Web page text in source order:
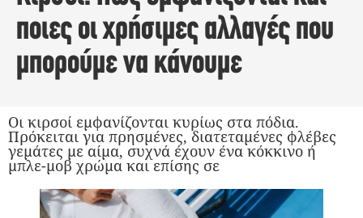
ποιες οι χρήσιμες αλλαγές που
μπορούμε να κάνουμε
Οι κιρσοί εμφανίζονται κυρίως στα πόδια.
Πρόκειται για πρησμένες, διατεταμένες φλέβες
γεμάτες με αίμα, συχνά έχουν ένα κόκκινο ή
μπλε-μοβ χρώμα και επίσης σε